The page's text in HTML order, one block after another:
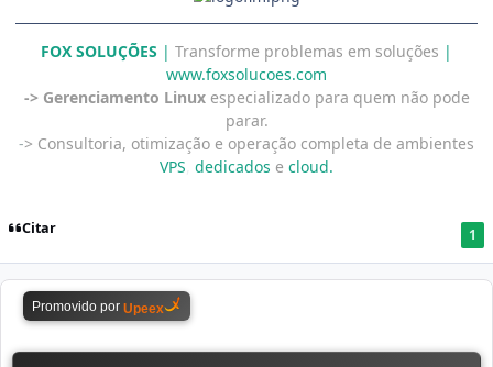
FOX SOLUÇÕES | Transforme problemas em soluções |
www.foxsolucoes.com
-> Gerenciamento Linuxespecializado para quem não pode
parar.
-> Consultoria, otimização e operação completa de ambientes
VPS dedicados e cloud.
Citar 1